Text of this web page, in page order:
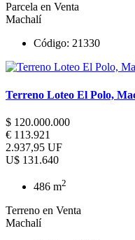
Parcela en Venta
Machalí
Código: 21330
Terreno Loteo El Polo,
$ 120.000.000
€ 113.921
2.937,95 UF
U$ 131.640
486 m2
Terreno en Venta
Machalí